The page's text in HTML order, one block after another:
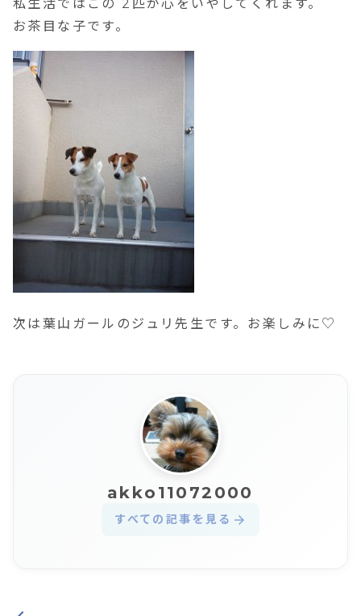
私生活ではこの 2匹が心をいやしてくれます。
お茶目な子です。
次は葉山ガールのジュリ先生です。お楽しみに♡
akko11072000
すべての記事を見る arrow_forward